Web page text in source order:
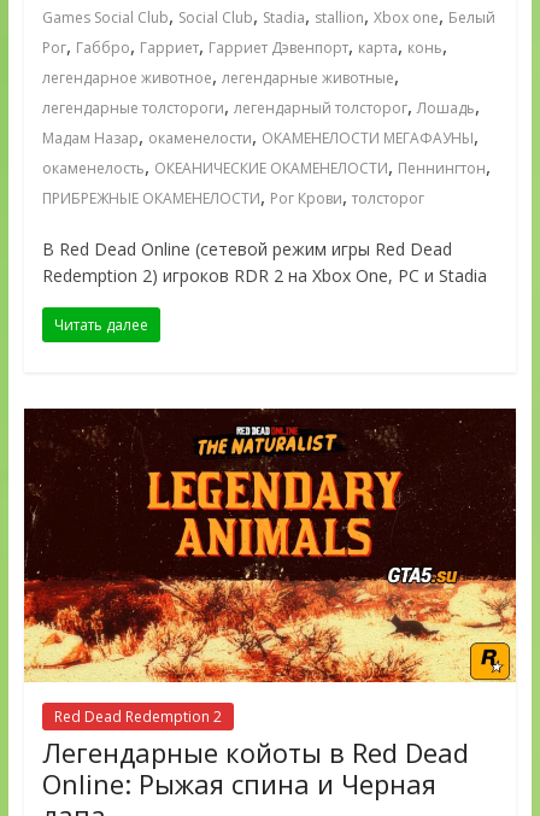
Games Social Club, Social Club, Stadia, stallion, Xbox one, Белый
Рог, Габбро, Гарриет, Гарриет Дэвенпорт, карта, конь,
легендарное животное, легендарные животные,
легендарные толстороги, легендарный толсторог,Лошадь,
Мадам Назар, окаменелости, ОКАМЕНЕЛОСТИ МЕГАФАУНЫ,
окаменелость, ОКЕАНИЧЕСКИЕ ОКАМЕНЕЛОСТИ, Пеннингтон,
ПРИБРЕЖНЫЕ ОКАМЕНЕЛОСТИ, Рог Крови, толсторог
В Red Dead Online (сетевой режим игры Red Dead
Redemption 2) игроков RDR 2 на Xbox One, PC и Stadia
Читать далее
Red Dead Redemption 2
Легендарные койоты в Red Dead
Online: Рыжая спина и Черная